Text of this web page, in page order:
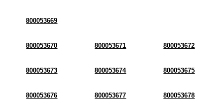
800053669
800053670 800053671 800053672
800053673 800053674 800053675
800053676 800053677 800053678